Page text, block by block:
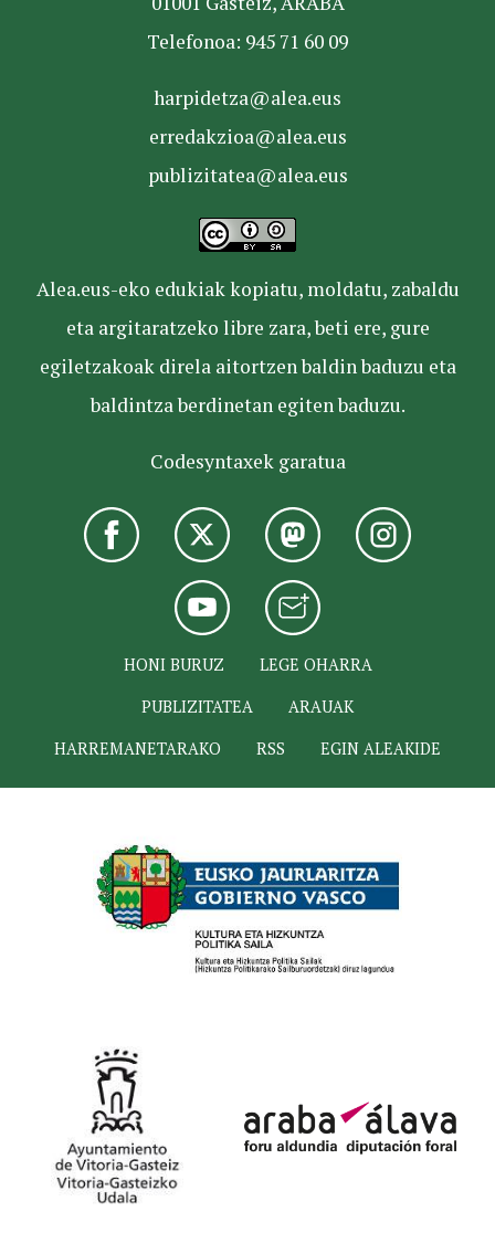
Telefonoa: 945 71 60 09
harpidetza@alea.eus
erredakzioa@alea.eus
publizitatea@alea.eus
Alea.eus-eko edukiak kopiatu, moldatu, zabaldu
eta argitaratzeko libre zara, beti ere, gure
egiletzakoak direla aitortzen baldin baduzu eta
baldintza berdinetan egiten baduzu.
Codesyntaxek garatua
HONI BURUZ
LEGE OHARRA
PUBLIZITATEA
ARAUAK
HARREMANETARAKO
RSS EGIN ALEAKIDE